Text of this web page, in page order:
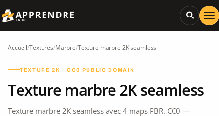
Accueil/Textures/Marbre/Texture marbre 2K seamless
TEXTURE 2K · CC0 PUBLIC DOMAIN
Texture marbre 2K seamless
Texture marbre 2K seamless avec 4 maps PBR. CC0 —